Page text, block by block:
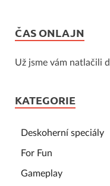
ČAS ONLAJN
Už jsme vám natlačili
KATEGORIE
Deskoherní speciály
For Fun
Gameplay